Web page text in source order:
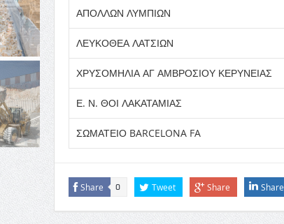
ΑΠΟΛΛΩΝ ΛΥΜΠΙΩΝ
ΛΕΥΚΟΘΕΑ ΛΑΤΣΙΩΝ
ΧΡΥΣΟΜΗΛΙΑ ΑΓ ΑΜΒΡΟΣΙΟΥ ΚΕΡΥΝΕΙΑΣ
Ε. Ν. ΘΟΙ ΛΑΚΑΤΑΜΙΑΣ
ΣΩΜΑΤΕΙΟ BARCELONA FA
Share 0 Tweet Share Share